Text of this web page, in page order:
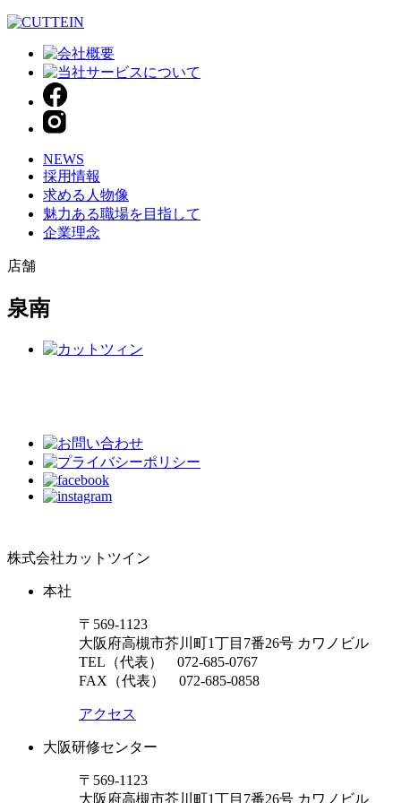
NEWS
採用情報
求める人物像
魅力ある職場を目指して
企業理念
店舗
泉南
株式会社カットツイン
本社
〒569-1123
大阪府高槻市芥川町1丁目7番26号 カワノビル
TEL（代表） 072-685-0767
FAX（代表） 072-685-0858
アクセス
大阪研修センター
〒569-1123
大阪府高槻市芥川町1丁目7番26号 カワノビル